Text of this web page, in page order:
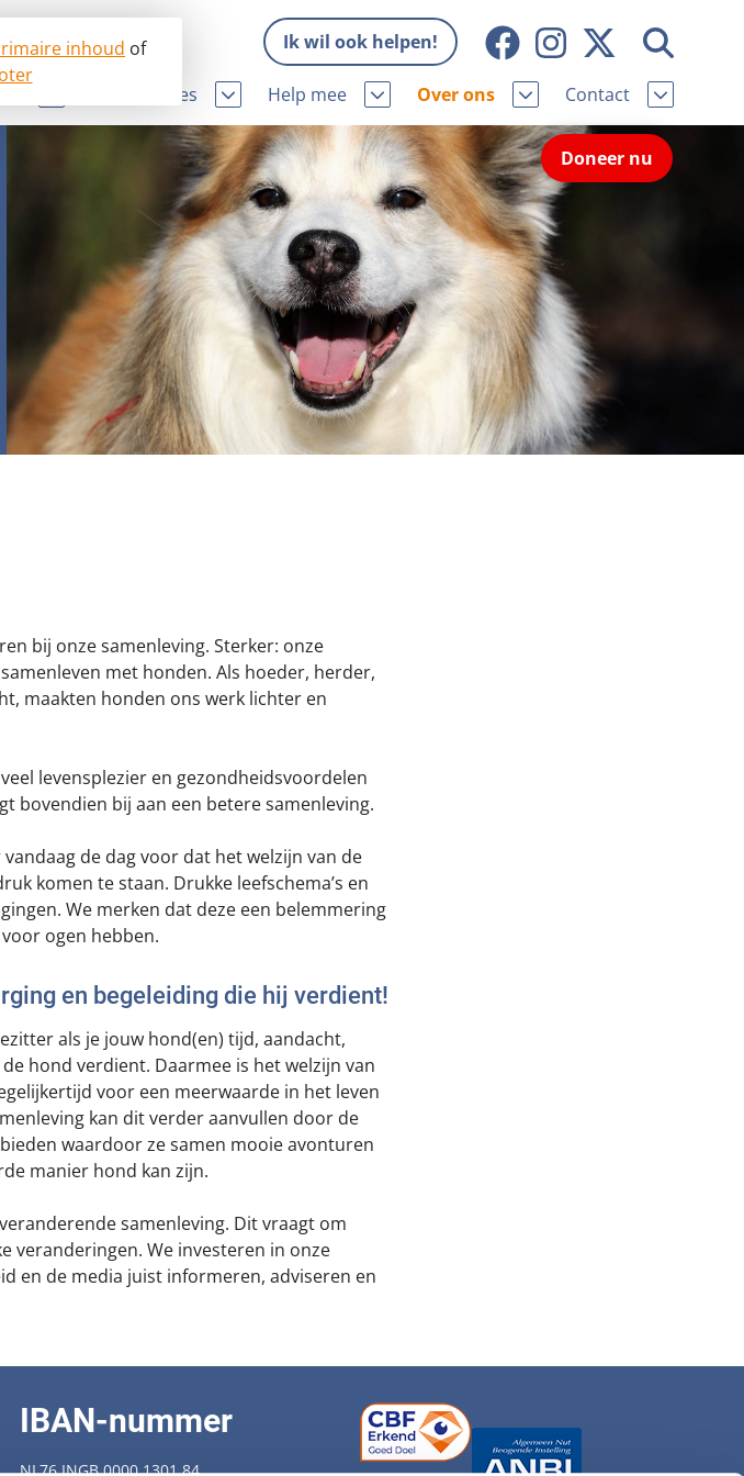
inhoud of
Ik wil ook helpen!
Info & advies
Dierenbeleid
Help mee
Word donateur
In uw testament
Teken onze petitie
Steun als bedrijf
Adopteer een seniorhond
Sponsor een seniorhond
Schenk met belastingvoordeel
Over ons
Missie en visie
Wat wij doen
Onze organisatie
Samenwerking
Bekende vrienden
Jaarverslag
Vacatures
Contact
Contactgegevens
Pers
Nieuws
Veelgestelde vragen
Melding hondenleed
Nieuwsbrief
Incassodata
Doneer nu
bij onze samenleving. Sterker: onze
met honden. Als hoeder, herder,
maakten honden ons werk lichter en
levensplezier en gezondheidsvoordelen
bovendien bij aan een betere samenleving.
de dag voor dat het welzijn van de
komen te staan. Drukke leefschema’s en
We merken dat deze een belemmering
ogen hebben.
en begeleiding die hij verdient!
als je jouw hond(en) tijd, aandacht,
hond verdient. Daarmee is het welzijn van
voor een meerwaarde in het leven
kan dit verder aanvullen door de
waardoor ze samen mooie avonturen
manier hond kan zijn.
samenleving. Dit vraagt om
veranderingen. We investeren in onze
en de media juist informeren, adviseren en
IBAN-nummer
NL76 INGB 0000 1301 84